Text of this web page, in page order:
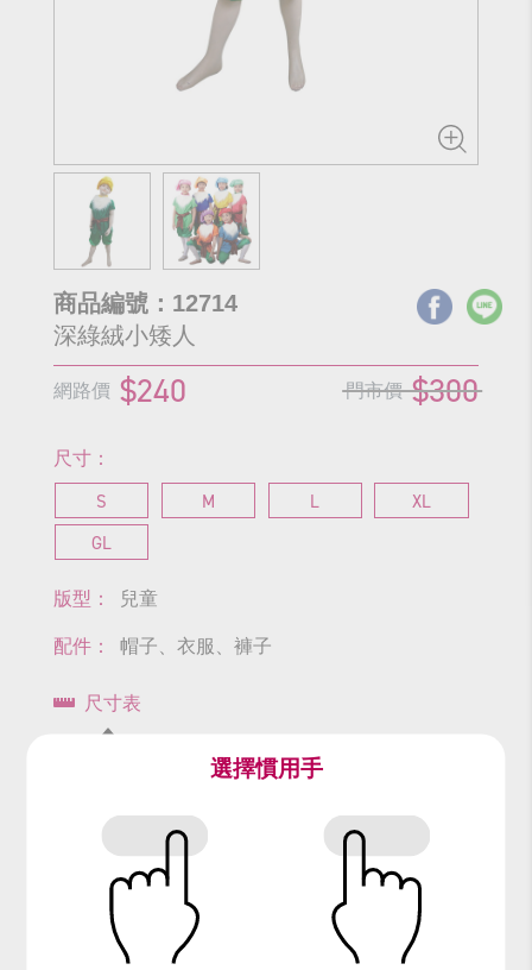
商品編號：12714
深綠絨小矮人
網路價 $240 門市價 $300
尺寸：
S M L
XL
GL
版型： 兒童
配件： 帽子、衣服、褲子
尺寸表
#小矮人 #白雪公主 #樵夫
#森林 #七個小矮人
選擇慣用手